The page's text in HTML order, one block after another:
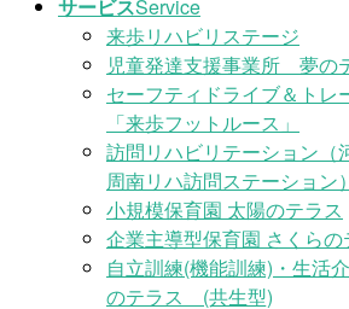
サービスService
来歩リハビリステージ
児童発達支援事業所 夢の
セーフティドライブ＆ト
「来歩フットルース」
訪問リハビリテーション
周南リハ訪問ステーション）
小規模保育園 太陽のテラス
企業主導型保育園 さくらの
自立訓練(機能訓練)・生活
のテラス (共生型)